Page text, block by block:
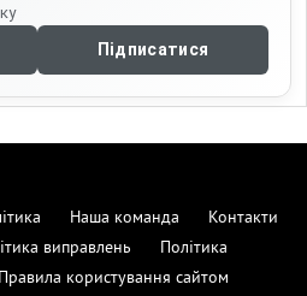
Підписатися
Наша команда
Контакти
виправлень
Політика
Правила користування сайтом